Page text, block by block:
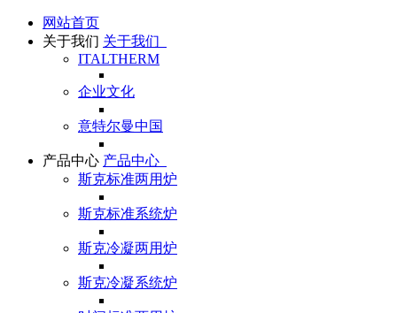
网站首页
关于我们 关于我们
ITALTHERM
企业文化
意特尔曼中国
产品中心 产品中心
斯克标准两用炉
斯克标准系统炉
斯克冷凝两用炉
斯克冷凝系统炉